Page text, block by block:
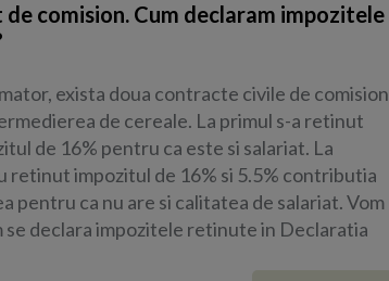
comision. Cum declaram impozitele
exista doua contracte civile de comision
de cereale. La primul s-a retinut
de 16% pentru ca este si salariat. La
retinut impozitul de 16% si 5.5% contributia
pentru ca nu are si calitatea de salariat. Vom
se declara impozitele retinute in Declaratia